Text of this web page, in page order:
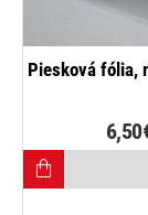
Piesková fólia,